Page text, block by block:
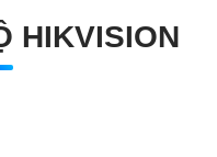
HIKVISION